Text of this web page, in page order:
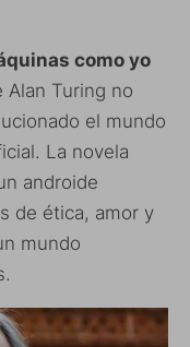
como yo
Alan Turing no
el mundo
La novela
androide
de ética, amor y
mundo